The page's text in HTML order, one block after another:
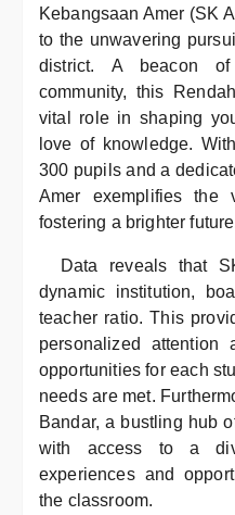
Kebangsaan Amer (SK
to the unwavering
district. A beacon
community, this
vital role in shaping
love of knowledge.
300 pupils and a
Amer exemplifies the
fostering a brighter
Data reveals that
dynamic institution,
teacher ratio. This
personalized attention
opportunities for each
needs are met.
Bandar, a bustling hub
with access to a
experiences and
the classroom.